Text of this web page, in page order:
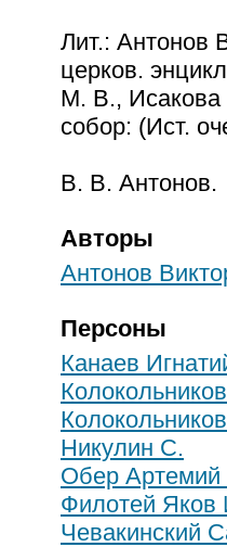
Лит.: Антонов
церков.
М. В., Исакова
собор: (Ист.
В. В. Антонов.
Авторы
Антонов
Персоны
Канаев
Никулин С.
Обер Артемий
Филотей Яков
Чевакинский